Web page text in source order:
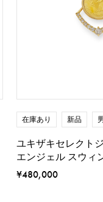
在庫あり 新品
ユキザキセレクト
エンジェル スウィ
¥480,000